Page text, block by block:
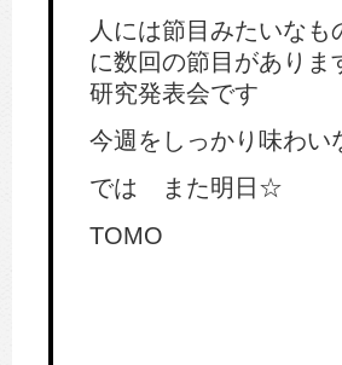
人には節目みたいな
に数回の節目があり
研究発表会です
今週をしっかり味わい
では また明日☆
TOMO